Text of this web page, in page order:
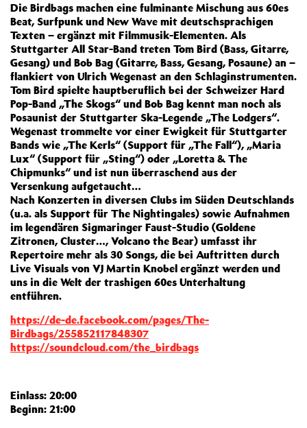
Die Birdbags machen eine fulminante Mischung aus 60es
Beat, Surfpunk und New Wave mit deutschsprachigen
Texten – ergänzt mit Filmmusik-Elementen. Als
Stuttgarter All Star-Band treten Tom Bird (Bass, Gitarre,
Gesang) und Bob Bag (Gitarre, Bass, Gesang, Posaune) an –
flankiert von Ulrich Wegenast an den Schlaginstrumenten.
Tom Bird spielte hauptberuflich bei der Schweizer Hard
Pop-Band „The Skogs“ und Bob Bag kennt man noch als
Posaunist der Stuttgarter Ska-Legende „The Lodgers“.
Wegenast trommelte vor einer Ewigkeit für Stuttgarter
Bands wie „The Kerls“ (Support für „The Fall“), „Maria
Lux“ (Support für „Sting“) oder „Loretta & The
Chipmunks“ und ist nun überraschend aus der
Versenkung aufgetaucht…
Nach Konzerten in diversen Clubs im Süden Deutschlands
(u.a. als Support für The Nightingales) sowie Aufnahmen
im legendären Sigmaringer Faust-Studio (Goldene
Zitronen, Cluster…, Volcano the Bear) umfasst ihr
Repertoire mehr als 30 Songs, die bei Auftritten durch
Live Visuals von VJ Martin Knobel ergänzt werden und
uns in die Welt der trashigen 60es Unterhaltung
entführen.
https://de-de.facebook.com/pages/The-
Birdbags/255852117848307
https://soundcloud.com/the_birdbags
Einlass: 20:00
Beginn: 21:00